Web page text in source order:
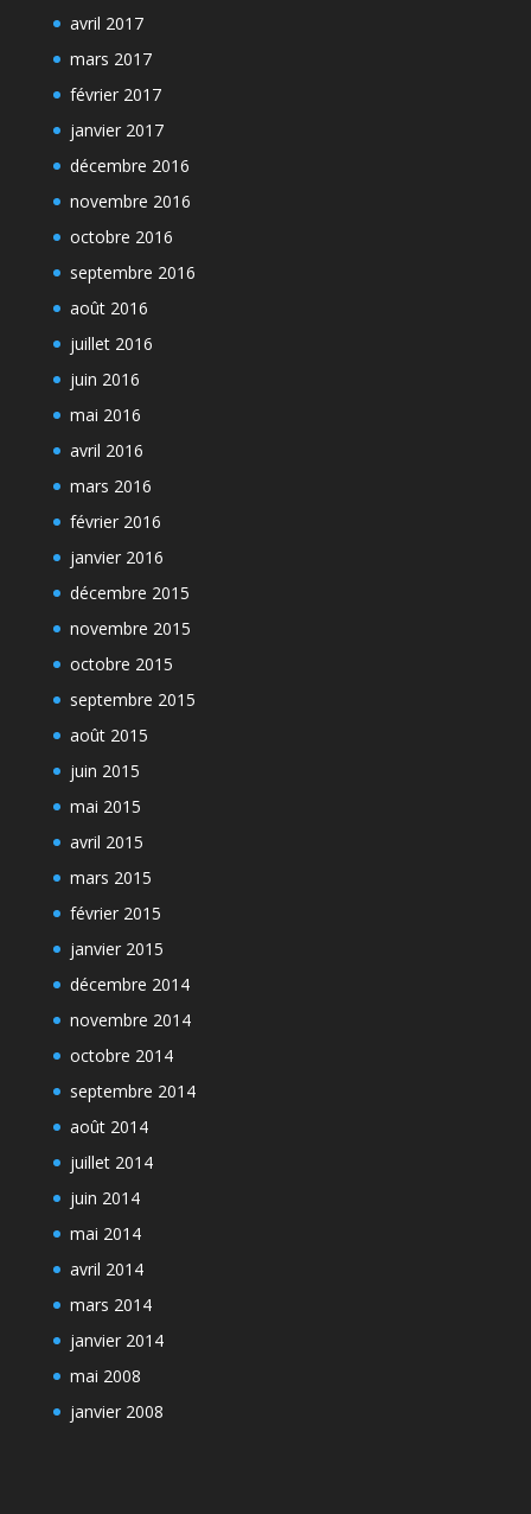
avril 2017
mars 2017
février 2017
janvier 2017
décembre 2016
novembre 2016
octobre 2016
septembre 2016
août 2016
juillet 2016
juin 2016
mai 2016
avril 2016
mars 2016
février 2016
janvier 2016
décembre 2015
novembre 2015
octobre 2015
septembre 2015
août 2015
juin 2015
mai 2015
avril 2015
mars 2015
février 2015
janvier 2015
décembre 2014
novembre 2014
octobre 2014
septembre 2014
août 2014
juillet 2014
juin 2014
mai 2014
avril 2014
mars 2014
janvier 2014
mai 2008
janvier 2008